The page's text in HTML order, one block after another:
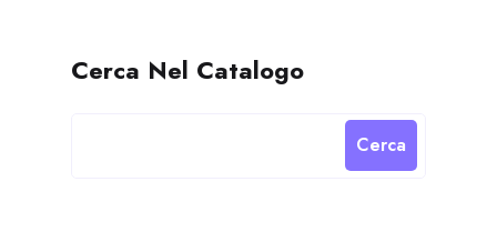
Cerca Nel Catalogo
Cerca